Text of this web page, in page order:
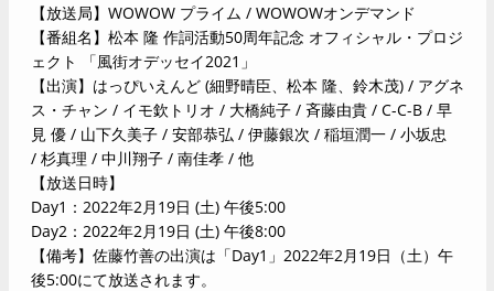
【放送局】WOWOW プライム / WOWOWオンデマンド
【番組名】松本 隆 作詞活動50周年記念 オフィシャル・プロジ
ェクト 「風街オデッセイ2021」
【出演】はっぴいえんど (細野晴臣、松本 隆、鈴木茂) / アグネ
ス・チャン / イモ欽トリオ / 大橋純子 / 斉藤由貴 / C-C-B / 早
見 優 / 山下久美子 / 安部恭弘 / 伊藤銀次 / 稲垣潤一 / 小坂忠
/ 杉真理 / 中川翔子 / 南佳孝 / 他
【放送日時】
Day1：2022年2月19日 (土) 午後5:00
Day2：2022年2月19日 (土) 午後8:00
【備考】佐藤竹善の出演は「Day1」2022年2月19日（土）午
後5:00にて放送されます。